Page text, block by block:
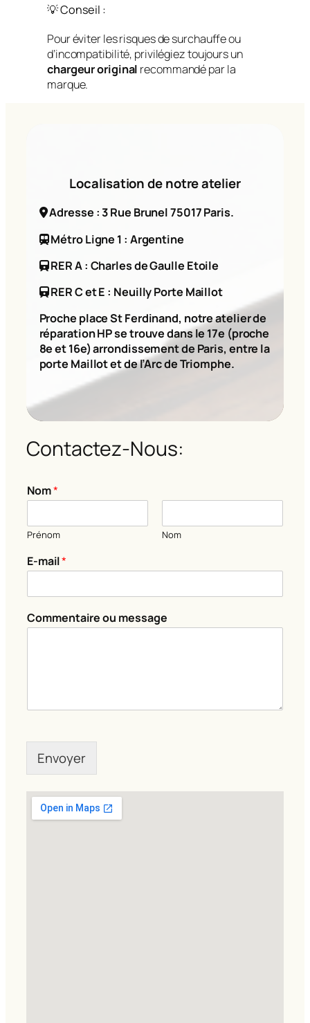
💡 Conseil :
Pour éviter les risques de surchauffe ou
d’incompatibilité, privilégiez toujours un
chargeur original recommandé par la
marque.
Localisation de notre atelier
Adresse : 3 Rue Brunel 75017 Paris.
Métro Ligne 1 : Argentine
RER A : Charles de Gaulle Etoile
RER C et E : Neuilly Porte Maillot
Proche place St Ferdinand, notre atelier de
réparation HP se trouve dans le 17e (proche
8e et 16e) arrondissement de Paris, entre la
porte Maillot et de l’Arc de Triomphe.
Contactez-Nous:
Nom*
Prénom Nom
*
N
m
o
E-mail*
Commentaire ou message
Envoyer